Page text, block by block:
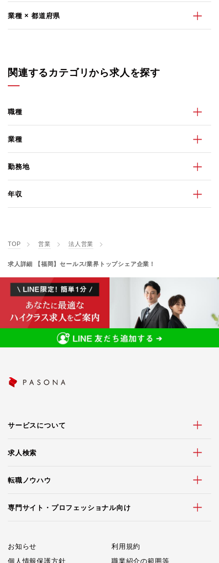
業種 × 都道府県
関連するカテゴリから求人を探す
職種
業種
勤務地
年収
TOP 営業 法人営業
求人詳細 【福岡】セールス/業界トップシェア企業！
サービスについて
求人検索
転職ノウハウ
専門サイト・プロフェッショナル向け
お知らせ
利用規約
個人情報保護方針
職業紹介の範囲等